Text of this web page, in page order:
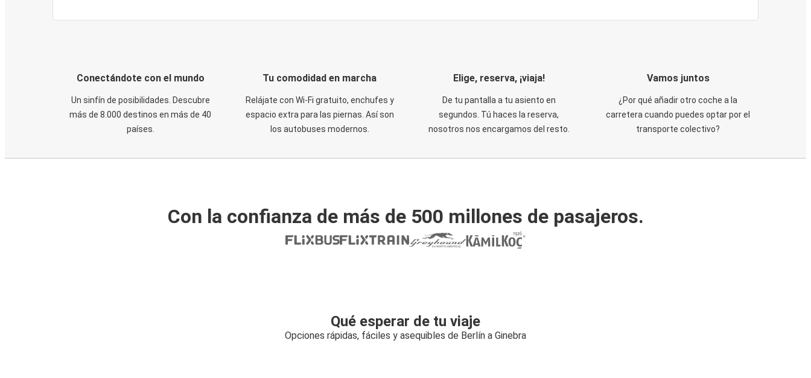
Conectándote con el mundo
Un sinfín de posibilidades. Descubre
más de 8.000 destinos en más de 40
países.
Tu comodidad en marcha
Relájate con Wi-Fi gratuito, enchufes y
espacio extra para las piernas. Así son
los autobuses modernos.
Elige, reserva, ¡viaja!
De tu pantalla a tu asiento en
segundos. Tú haces la reserva,
nosotros nos encargamos del resto.
Vamos juntos
¿Por qué añadir otro coche a la
carretera cuando puedes optar por el
transporte colectivo?
Con la confianza de más de 500 millones de pasajeros.
Qué esperar de tu viaje
Opciones rápidas, fáciles y asequibles de Berlín a Ginebra